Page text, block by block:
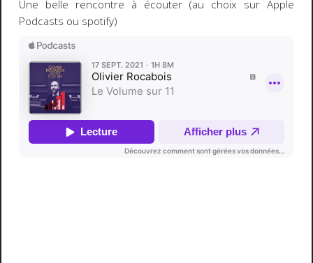
Une belle rencontre à écouter (au choix sur Apple
Podcasts ou spotify)